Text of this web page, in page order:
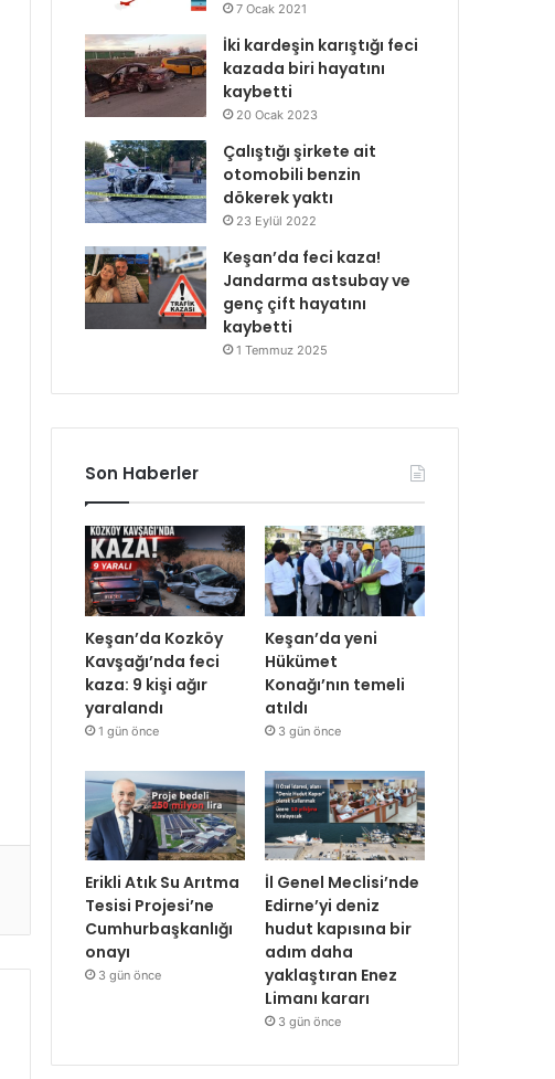
7 Ocak 2021
İki kardeşin karıştığı feci
kazada biri hayatını
kaybetti
20 Ocak 2023
Çalıştığı şirkete ait
otomobili benzin
dökerek yaktı
23 Eylül 2022
Keşan’da feci kaza!
Jandarma astsubay ve
genç çift hayatını
kaybetti
1 Temmuz 2025
Son Haberler
Keşan’da Kozköy
Kavşağı’nda feci
kaza: 9 kişi ağır
yaralandı
1 gün önce
Keşan’da yeni
Hükümet
Konağı’nın temeli
atıldı
3 gün önce
Erikli Atık Su Arıtma
Tesisi Projesi’ne
Cumhurbaşkanlığı
onayı
3 gün önce
İl Genel Meclisi’nde
Edirne’yi deniz
hudut kapısına bir
adım daha
yaklaştıran Enez
Limanı kararı
3 gün önce